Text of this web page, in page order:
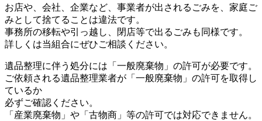
お店や、会社、企業など、事業者が出されるごみを、家庭ご
みとして捨てることは違法です。
事務所の移転や引っ越し、閉店等で出るごみも同様です。
詳しくは当組合にぜひご相談ください。
遺品整理に伴う処分には「一般廃棄物」の許可が必要です。
ご依頼される遺品整理業者が「一般廃棄物」の許可を取得し
ているか
必ずご確認ください。
「産業廃棄物」や「古物商」等の許可では対応できません。